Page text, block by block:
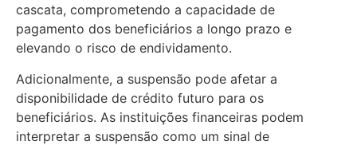
cascata, comprometendo a capacidade de
pagamento dos beneficiários a longo prazo e
elevando o risco de endividamento.
Adicionalmente, a suspensão pode afetar a
disponibilidade de crédito futuro para os
beneficiários. As instituições financeiras podem
interpretar a suspensão como um sinal de